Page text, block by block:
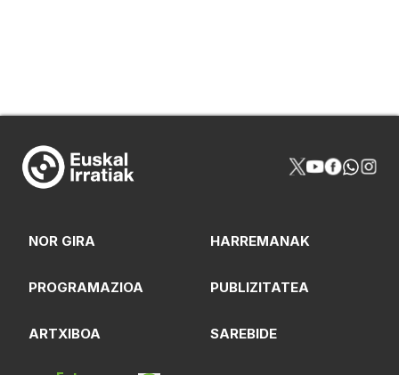
NOR GIRA HARREMANAK
PROGRAMAZIOA PUBLIZITATEA
ARTXIBOA SAREBIDE